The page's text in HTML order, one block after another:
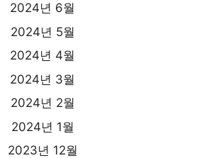
2024년 6월
2024년 5월
2024년 4월
2024년 3월
2024년 2월
2024년 1월
2023년 12월